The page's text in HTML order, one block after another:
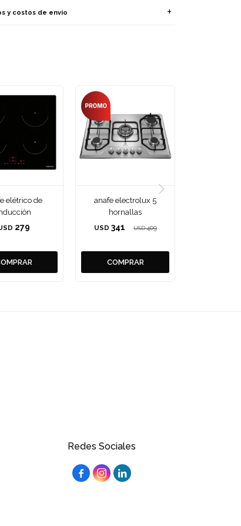
y costos de envío
elétrico de
279
anafe electrolux 5
hornallas
USD 341 USD 409
Redes Sociales
  